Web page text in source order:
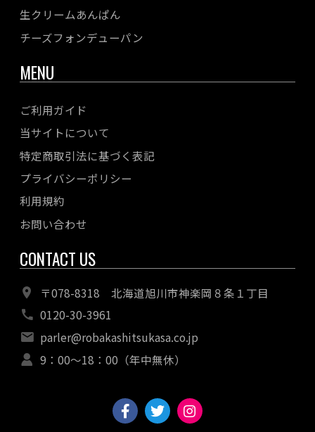
生クリームあんぱん
チーズフォンデューパン
MENU
ご利用ガイド
当サイトについて
特定商取引法に基づく表記
プライバシーポリシー
利用規約
お問い合わせ
CONTACT US
〒078-8318 北海道旭川市神楽岡８条１丁目
0120-30-3961
parler@robakashitsukasa.co.jp
9：00〜18：00（年中無休）